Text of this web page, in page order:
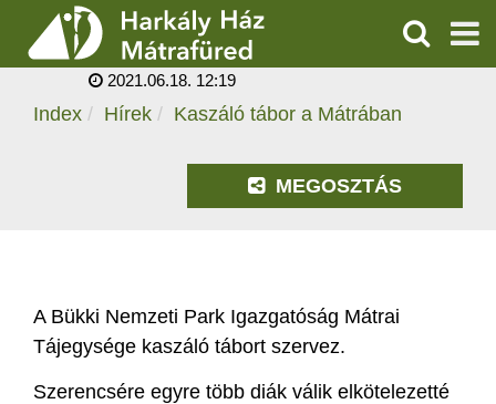
ÁRAK, NYITVATARTÁS
KERESÉS
KASZÁLÓ TÁBOR A
MÁTRÁBAN
2021.06.18. 12:19
Index Hírek Kaszáló tábor a Mátrában
MEGOSZTÁS
A Bükki Nemzeti Park Igazgatóság Mátrai
Tájegysége kaszáló tábort szervez.
Szerencsére egyre több diák válik elkötelezetté